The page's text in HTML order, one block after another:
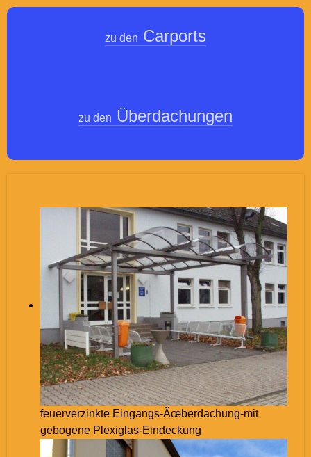
zu den Carports
zu den Überdachungen
feuerverzinkte Eingangs-Ãœberdachung-mit
gebogene Plexiglas-Eindeckung